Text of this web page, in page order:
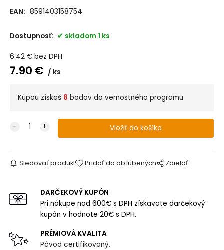
EAN: 8591403158754
Dostupnosť: skladom 1 ks
6.42€ bez DPH
7.90 € ks
Kúpou získaš 8 bodov do vernostného programu
Sledovať produkt Pridať do obľúbených Zdielať
DARČEKOVÝ KUPÓN
Pri nákupe nad 600€ s DPH získavate darčekový
kupón v hodnote 20€ s DPH.
PRÉMIOVÁ KVALITA
Pôvod certifikovaný.